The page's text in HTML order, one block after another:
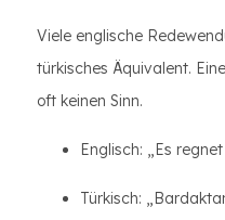
Viele englische
türkisches Äquivalent.
oft keinen Sinn.
Englisch: „Es
Türkisch: